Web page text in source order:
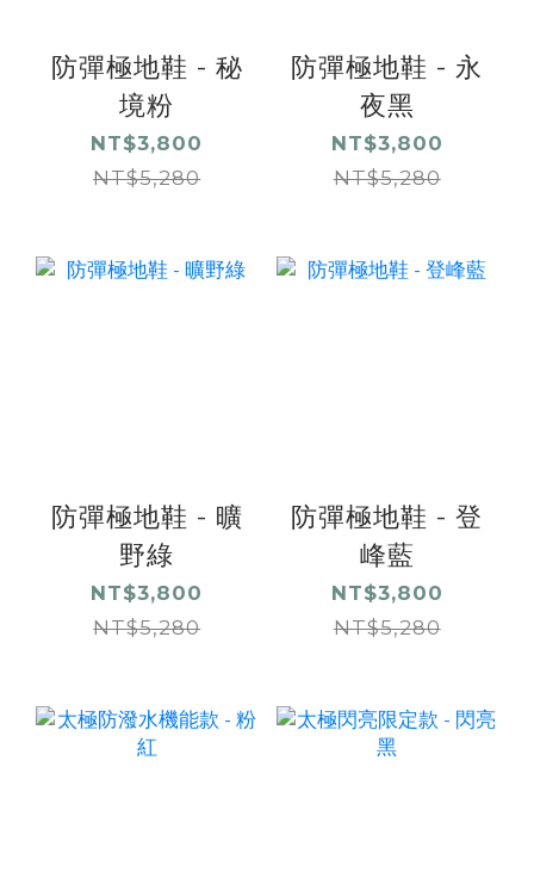
防彈極地鞋 - 秘
境粉
NT$3,800
NT$5,280
防彈極地鞋 - 永
夜黑
NT$3,800
NT$5,280
防彈極地鞋 - 曠
野綠
NT$3,800
NT$5,280
防彈極地鞋 - 登
峰藍
NT$3,800
NT$5,280